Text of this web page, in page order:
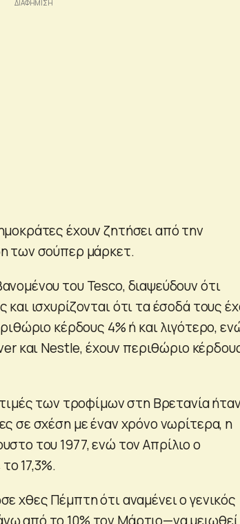
έχουν ζητήσει από την
των σούπερ μάρκετ.
του Tesco, διαψεύδουν ότι
ισχυρίζονται ότι τα έσοδά τους
κέρδους 4% ή και λιγότερο,
και Nestle, έχουν περιθώριο
τιμές των τροφίμων στη Βρετανία ήταν
σε σχέση με έναν χρόνο νωρίτερα, η
του 1977, ενώ τον Απρίλιο ο
17,3%.
χθες Πέμπτη ότι αναμένει ο γενικός
από το 10% τον Μάρτιο—να μειωθεί